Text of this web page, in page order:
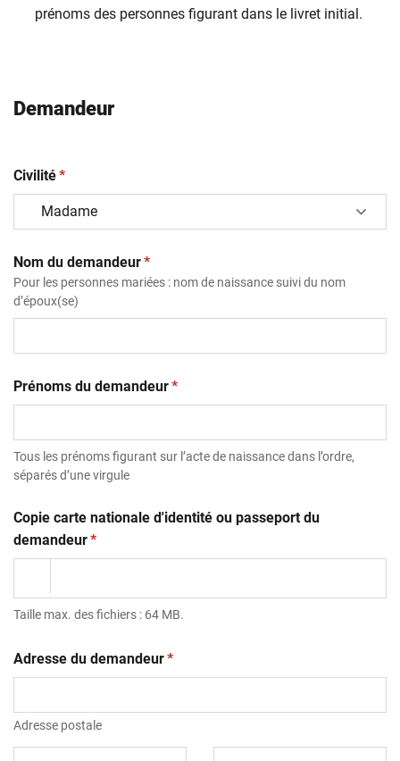
prénoms des personnes figurant dans le livret initial.
Demandeur
Civilité(obligatoire)
*
Nom du demandeur(obligatoire)
*
Pour les personnes mariées : nom de naissance suivi du nom
d’époux(se)
Prénoms du demandeur(obligatoire)
*
Tous les prénoms figurant sur l’acte de naissance dans l’ordre,
séparés d’une virgule
Copie carte nationale d'identité ou passeport du
demandeur(obligatoire)
*
Taille max. des fichiers : 64 MB.
Adresse du demandeur(obligatoire)
*
Adresse postale